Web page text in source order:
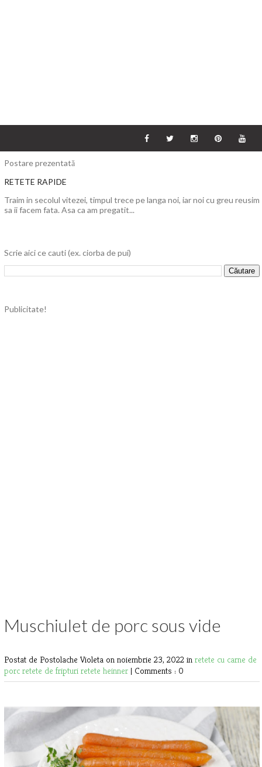
Postare prezentată
RETETE RAPIDE
Traim in secolul vitezei, timpul trece pe langa noi, iar noi cu greu reusim
sa ii facem fata. Asa ca am pregatit...
Scrie aici ce cauti (ex. ciorba de pui)
Publicitate!
Muschiulet de porc sous vide
Postat de Postolache Violeta on noiembrie 23, 2022 in retete cu carne de
porc retete de fripturi retete heinner | Comments : 0